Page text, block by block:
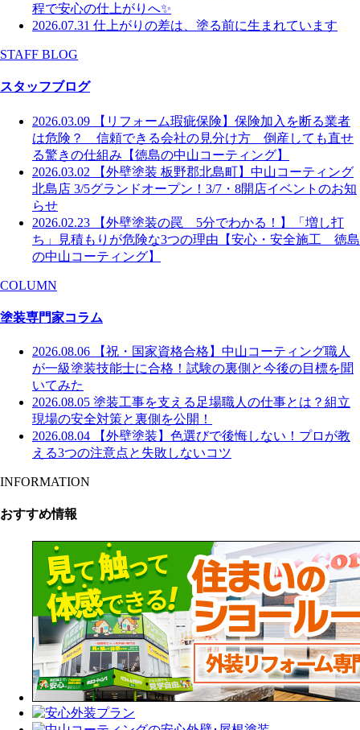
程で安心の仕上がりへ✨
2026.07.31 仕上がりの差は、塗る前に生まれています
STAFF BLOG
スタッフブログ
2026.03.09
【リフォーム瑕疵保険】保険加入を断る業者
は危険？ 信頼できる会社の見分け方 倒産しても直せ
る驚きの仕組み【徳島の中山コーティング】
2026.03.02
【外壁塗装 板野郡北島町】中山コーティング
北島店 3/5グランドオープン！3/7・8開店イベントのお知
らせ
2026.02.23
【外壁塗装の罠 5分でわかる！】「増し打
ち」見積もりが危険な3つの理由【安心・安全施工 徳島
の中山コーティング】
COLUMN
塗装専門家コラム
2026.08.06
【祝・国家資格合格】中山コーティング職人
が一級塗装技能士に合格！試験の裏側と今後の目標を聞
いてみた
2026.08.05 塗装工事を支える足場職人の仕事とは？組立
現場の安全対策と裏側を公開！
2026.08.04
【外壁塗装】色選びで後悔しない！プロが教
える3つの注意点と失敗しないコツ
INFORMATION
おすすめ情報